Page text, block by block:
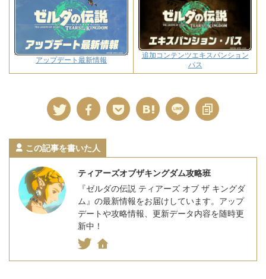
アップデート最新情報
追加コンテンツエキスパンション
パス
この記事を書いた人
ティアーズオブザキングダム攻略班
『ゼルダの伝説 ティアーズ オブ ザ キングダ
ム』の最新情報をお届けしています。アップ
デートや攻略情報、更新データ内容を随時更
新中！